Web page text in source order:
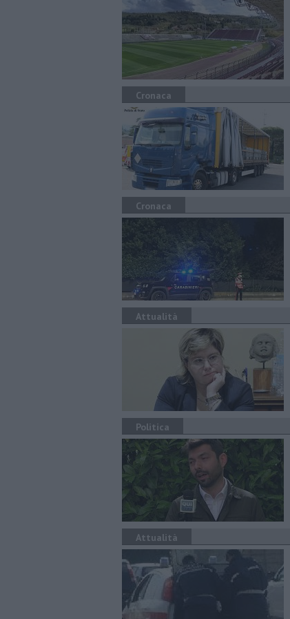
Cronaca
Cronaca
Attualità
Politica
Attualità